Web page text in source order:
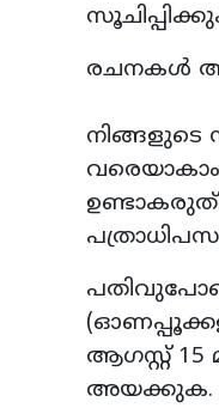
രചനകൾ
ആഗസ്റ്റ്
അയക്കുക.